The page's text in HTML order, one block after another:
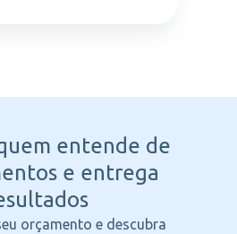
entende de
e entrega
orçamento e descubra